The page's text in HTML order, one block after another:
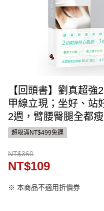
【回頭書】劉真超
甲線立現；坐好、站
2週，臂腰臀腿全都瘦
超取滿NT$499免運
NT$360
NT$109
※ 本商品不適用折價券